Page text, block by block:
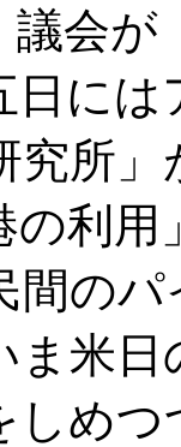
議会が
日に
究所
の利
間の
ま米
しめ